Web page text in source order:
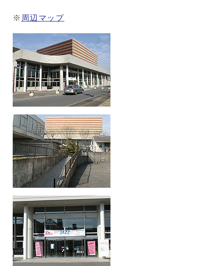
※ 周辺マップ